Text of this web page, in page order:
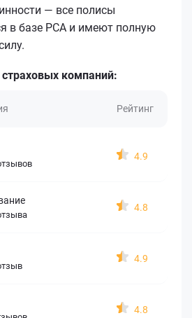
— все полисы
в базе РСА и имеют полную
компаний:
Рейтинг
4.9
4.8
4.9
4.8